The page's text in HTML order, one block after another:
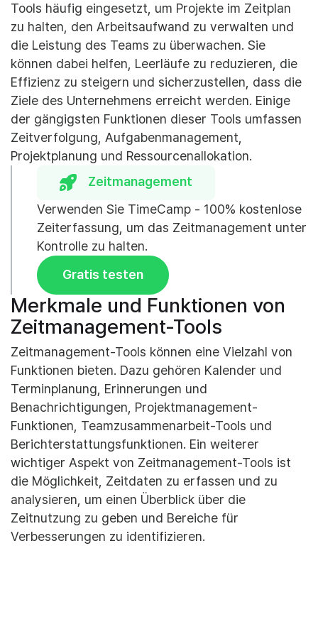
Tools häufig eingesetzt, um Projekte im Zeitplan
zu halten, den Arbeitsaufwand zu verwalten und
die Leistung des Teams zu überwachen. Sie
können dabei helfen, Leerläufe zu reduzieren, die
Effizienz zu steigern und sicherzustellen, dass die
Ziele des Unternehmens erreicht werden. Einige
der gängigsten Funktionen dieser Tools umfassen
Zeitverfolgung, Aufgabenmanagement,
Projektplanung und Ressourcenallokation.
Zeitmanagement
Verwenden Sie TimeCamp - 100% kostenlose
Zeiterfassung, um das Zeitmanagement unter
Kontrolle zu halten.
Gratis testen
Merkmale und Funktionen von
Zeitmanagement-Tools
Zeitmanagement-Tools können eine Vielzahl von
Funktionen bieten. Dazu gehören Kalender und
Terminplanung, Erinnerungen und
Benachrichtigungen, Projektmanagement-
Funktionen, Teamzusammenarbeit-Tools und
Berichterstattungsfunktionen. Ein weiterer
wichtiger Aspekt von Zeitmanagement-Tools ist
die Möglichkeit, Zeitdaten zu erfassen und zu
analysieren, um einen Überblick über die
Zeitnutzung zu geben und Bereiche für
Verbesserungen zu identifizieren.